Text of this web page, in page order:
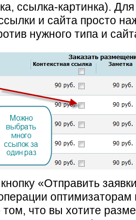
ссылка-картинка).
и сайта просто
нужного типа и
«Отправить
оптимизаторам
что вы хотите